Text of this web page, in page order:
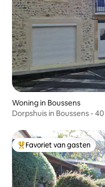
Woning in Boussens
Dorpshuis in Boussens -
Topfavoriet van gasten
Favoriet van gasten